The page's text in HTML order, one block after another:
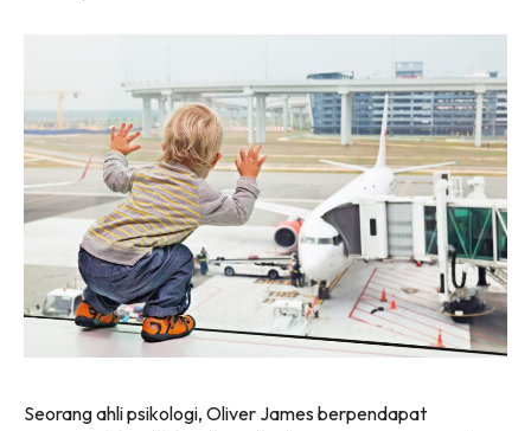
Seorang ahli psikologi, Oliver James berpendapat